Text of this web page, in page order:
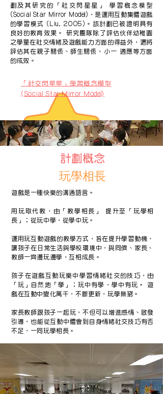
劃及其研究的「社交閃星星」 學習概念模型
(Social Star Mirror Model)，是運用互動集體遊戲
的學習模式 (Liu, 2005)。該計劃已被證明具有
良好的教育效果。 研究團隊除了評估伙伴幼稚園
之學童在社交情緒及遊戲能力方面的得益外，還將
評估其在親子關係、師生關係、小一 適應等方面
的成效。
「社交閃星星」學習概念模型
(Social Star Mirror Model)
計劃概念
玩學相長
遊戲是一種快樂的溝通語言。
用玩取代教，由「教學相長」 提升至「玩學相
長」；從玩中學，從學中玩。
運用玩互動遊戲的教學方式，旨在提升學習動機，
讓孩子在日常生活與學校環境中，與同儕、家長、
教師一齊邊玩邊學，互相成長。
孩子在遊戲互動玩樂中學習情緒社交的技巧，由
「玩」自然地「學」；玩中有學，學中有玩。 遊
戲在互動中變化萬千，不斷更新，玩學無窮。
家長教師跟孩子一起玩，不但可以增進感情、啟發
引導，也能從互動中體會到自身情緒社交技巧有否
不足，一同玩學相長。